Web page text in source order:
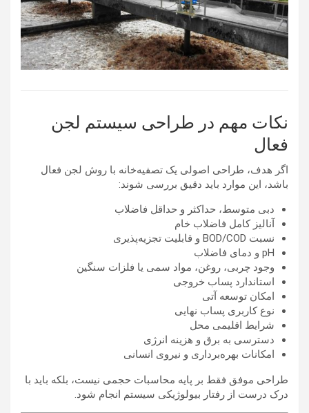
نکات مهم در طراحی سیستم لجن
فعال
اگر هدف، طراحی اصولی یک تصفیه‌خانه با روش لجن فعال
باشد، این موارد باید دقیق بررسی شوند:
دبی متوسط، حداکثر و حداقل فاضلاب
آنالیز کامل فاضلاب خام
نسبت BOD/COD و قابلیت تجزیه‌پذیری
pH و دمای فاضلاب
وجود چربی، روغن، مواد سمی یا فلزات سنگین
استاندارد پساب خروجی
امکان توسعه آتی
نوع کاربری پساب نهایی
شرایط اقلیمی محل
دسترسی به برق و هزینه انرژی
امکانات بهره‌برداری و نیروی انسانی
طراحی موفق فقط بر پایه محاسبات حجمی نیست، بلکه باید با
درک درست از رفتار بیولوژیکی سیستم انجام شود.